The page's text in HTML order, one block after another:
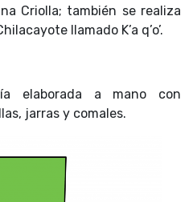
Criolla; también se realiza
llamado K’a q’o’.
elaborada a mano con
jarras y comales.